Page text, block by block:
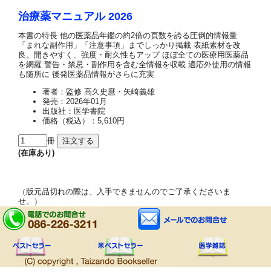
治療薬マニュアル 2026
本書の特長 他の医薬品年鑑の約2倍の頁数を誇る圧倒的情報量
「まれな副作用」「注意事項」までしっかり掲載 表紙素材を改
良。開きやすく、強度・耐久性もアップ ほぼ全ての医療用医薬品
を網羅 警告・禁忌・副作用を含む全情報を収載 適応外使用の情報
も随所に 後発医薬品情報がさらに充実
著者：監修 高久史麿・矢崎義雄
発売：2026年01月
出版社：医学書院
価格（税込）：5,610円
冊
(在庫あり)
（版元品切れの際は、入手できませんのでご了承くださいま
せ。）